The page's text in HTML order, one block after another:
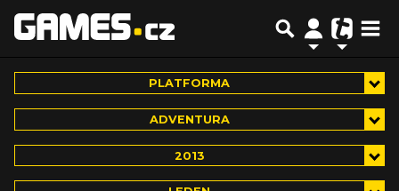
PLATFORMA
ADVENTURA
2013